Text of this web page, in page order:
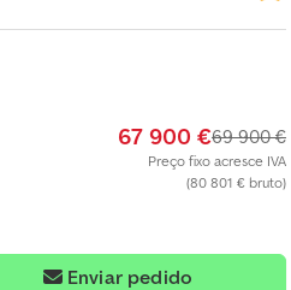
67 900 €69 900 €
Preço fixo acresce IVA
(80 801 € bruto)
Enviar pedido